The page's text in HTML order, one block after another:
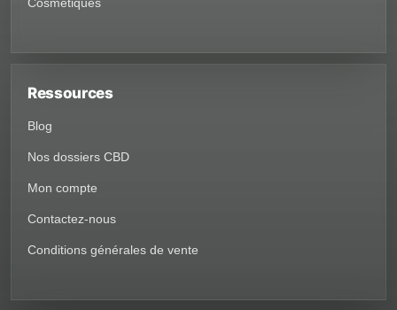
Ressources
Blog
Nos dossiers CBD
Mon compte
Contactez-nous
Conditions générales de vente